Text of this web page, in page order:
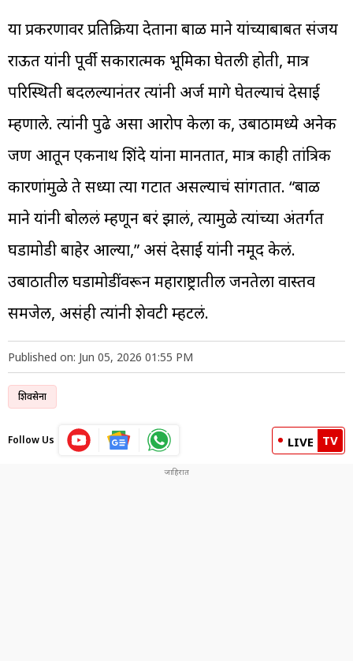
या प्रकरणावर प्रतिक्रिया देताना बाळ माने यांच्याबाबत संजय
राऊत यांनी पूर्वी सकारात्मक भूमिका घेतली होती, मात्र
परिस्थिती बदलल्यानंतर त्यांनी अर्ज मागे घेतल्याचं देसाई
म्हणाले. त्यांनी पुढे असा आरोप केला की, उबाठामध्ये अनेक
जण आतून एकनाथ शिंदे यांना मानतात, मात्र काही तांत्रिक
कारणांमुळे ते सध्या त्या गटात असल्याचं सांगतात. “बाळ
माने यांनी बोललं म्हणून बरं झालं, त्यामुळे त्यांच्या अंतर्गत
घडामोडी बाहेर आल्या,” असं देसाई यांनी नमूद केलं.
उबाठातील घडामोडींवरून महाराष्ट्रातील जनतेला वास्तव
समजेल, असंही त्यांनी शेवटी म्हटलं.
Published on: Jun 05, 2026 01:55 PM
शिवसेना
Follow Us LIVE TV